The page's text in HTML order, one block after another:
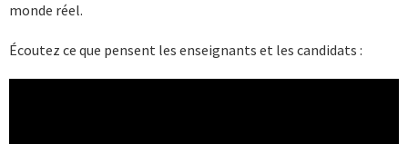
monde réel.
Écoutez ce que pensent les enseignants et les candidats :